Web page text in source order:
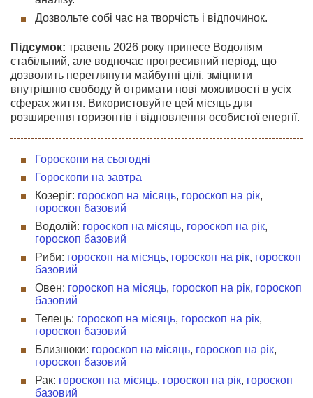
Дозвольте собі час на творчість і відпочинок.
Підсумок: травень 2026 року принесе Водоліям
стабільний, але водночас прогресивний період, що
дозволить переглянути майбутні цілі, зміцнити
внутрішню свободу й отримати нові можливості в усіх
сферах життя. Використовуйте цей місяць для
розширення горизонтів і відновлення особистої енергії.
Гороскопи на сьогодні
Гороскопи на завтра
Козеріг: гороскоп на місяць, гороскоп на рік,
гороскоп базовий
Водолій: гороскоп на місяць, гороскоп на рік,
гороскоп базовий
Риби: гороскоп на місяць, гороскоп на рік, гороскоп
базовий
Овен: гороскоп на місяць, гороскоп на рік, гороскоп
базовий
Телець: гороскоп на місяць, гороскоп на рік,
гороскоп базовий
Близнюки: гороскоп на місяць, гороскоп на рік,
гороскоп базовий
Рак: гороскоп на місяць, гороскоп на рік, гороскоп
базовий